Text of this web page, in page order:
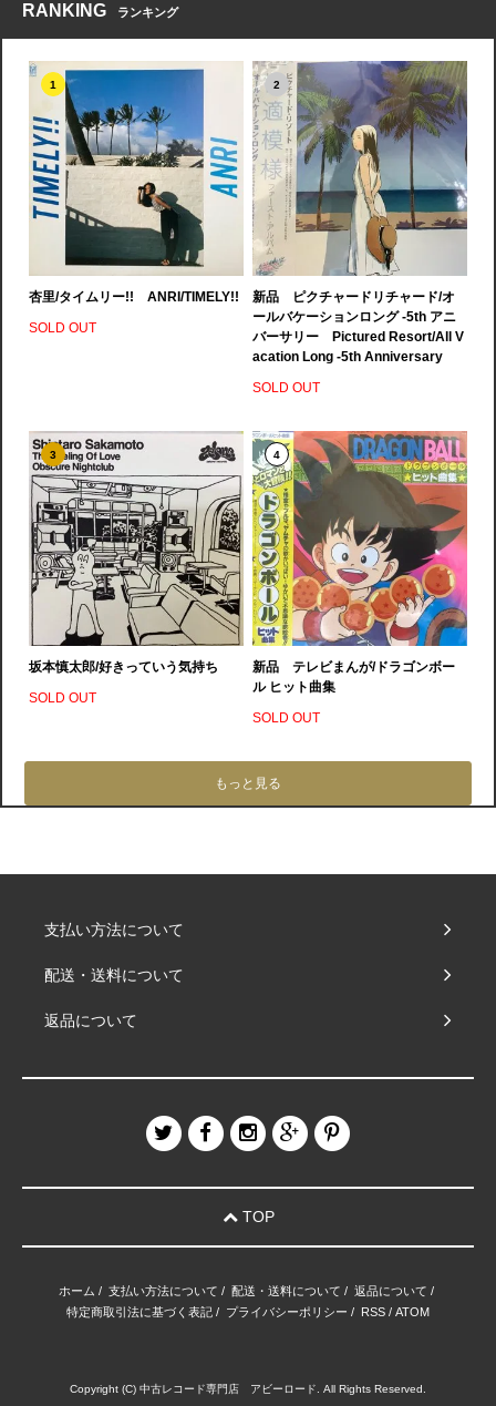
RANKING ランキング
1
杏里/タイムリー!! ANRI/TIMELY!!
SOLD OUT
2
新品 ピクチャードリチャード/オ
ールバケーションロング -5th アニ
バーサリー Pictured Resort/All V
acation Long -5th Anniversary
SOLD OUT
3
坂本慎太郎/好きっていう気持ち
SOLD OUT
4
新品 テレビまんが/ドラゴンボー
ル ヒット曲集
SOLD OUT
もっと見る
支払い方法について
配送・送料について
返品について
TOP
ホーム / 支払い方法について / 配送・送料について / 返品について /
特定商取引法に基づく表記 / プライバシーポリシー / RSS / ATOM
Copyright (C) 中古レコード専門店 アビーロード. All Rights Reserved.